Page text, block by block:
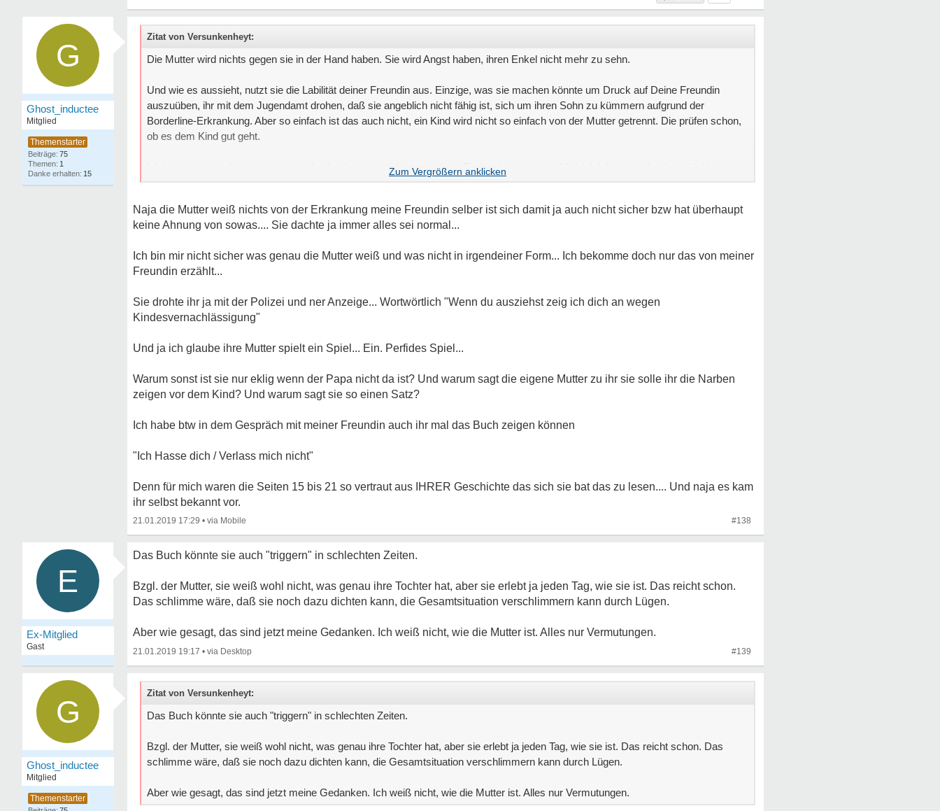
G
Ghost_inductee
Mitglied
75
1
15
Zitat von Versunkenheyt:
Die Mutter wird nichts gegen sie in der Hand haben. Sie wird Angst haben, ihren Enkel nicht mehr zu sehn.
Und wie es aussieht, nutzt sie die Labilität deiner Freundin aus. Einzige, was sie machen könnte um Druck auf Deine Freundin
auszuüben, ihr mit dem Jugendamt drohen, daß sie angeblich nicht fähig ist, sich um ihren Sohn zu kümmern aufgrund der
Borderline-Erkrankung. Aber so einfach ist das auch nicht, ein Kind wird nicht so einfach von der Mutter getrennt. Die prüfen schon,
ob es dem Kind gut geht.
Ich kann nur von dem ausgehen und schreiben, was ich lese und der Eindruck, der bei mir bleibt. Ich kenne ja beide nicht. Und es
gibt leider halt solche Elternteile... egal, ob sie die Zukunft der eigenen Kinder zerstörn.
Trotzdem bin ich immer noch der Meinung, daß Deine Freundin keine Angst haben muß. Sie muß sich nur lösen von all dem, was
sie belastet. Und sie hat Dich, sie ist nicht allein.
Naja die Mutter weiß nichts von der Erkrankung meine Freundin selber ist sich damit ja auch nicht sicher bzw hat überhaupt
keine Ahnung von sowas.... Sie dachte ja immer alles sei normal...
Ich bin mir nicht sicher was genau die Mutter weiß und was nicht in irgendeiner Form... Ich bekomme doch nur das von meiner
Freundin erzählt...
Sie drohte ihr ja mit der Polizei und ner Anzeige... Wortwörtlich "Wenn du ausziehst zeig ich dich an wegen
Kindesvernachlässigung"
Und ja ich glaube ihre Mutter spielt ein Spiel... Ein. Perfides Spiel...
Warum sonst ist sie nur eklig wenn der Papa nicht da ist? Und warum sagt die eigene Mutter zu ihr sie solle ihr die Narben
zeigen vor dem Kind? Und warum sagt sie so einen Satz?
Ich habe btw in dem Gespräch mit meiner Freundin auch ihr mal das Buch zeigen können
"Ich Hasse dich / Verlass mich nicht"
Denn für mich waren die Seiten 15 bis 21 so vertraut aus IHRER Geschichte das sich sie bat das zu lesen.... Und naja es kam
ihr selbst bekannt vor.
21.01.2019 17:29 • #138
E
Ex-Mitglied
Gast
Das Buch könnte sie auch "triggern" in schlechten Zeiten.
Bzgl. der Mutter, sie weiß wohl nicht, was genau ihre Tochter hat, aber sie erlebt ja jeden Tag, wie sie ist. Das reicht schon.
Das schlimme wäre, daß sie noch dazu dichten kann, die Gesamtsituation verschlimmern kann durch Lügen.
Aber wie gesagt, das sind jetzt meine Gedanken. Ich weiß nicht, wie die Mutter ist. Alles nur Vermutungen.
21.01.2019 19:17 • #139
G
Ghost_inductee
Mitglied
Zitat von Versunkenheyt:
Das Buch könnte sie auch "triggern" in schlechten Zeiten.
Bzgl. der Mutter, sie weiß wohl nicht, was genau ihre Tochter hat, aber sie erlebt ja jeden Tag, wie sie ist. Das reicht schon. Das
schlimme wäre, daß sie noch dazu dichten kann, die Gesamtsituation verschlimmern kann durch Lügen.
Aber wie gesagt, das sind jetzt meine Gedanken. Ich weiß nicht, wie die Mutter ist. Alles nur Vermutungen.